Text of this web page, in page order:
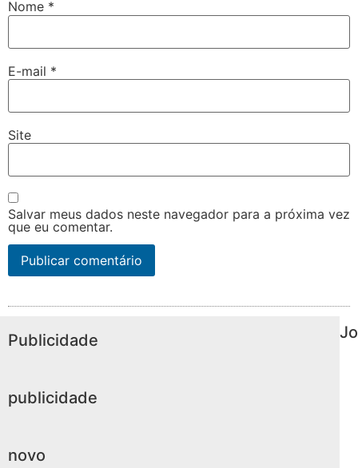
Nome *
E-mail *
Site
Salvar meus dados neste navegador para a próxima vez
que eu comentar.
Publicidade
publicidade
novo
Jo